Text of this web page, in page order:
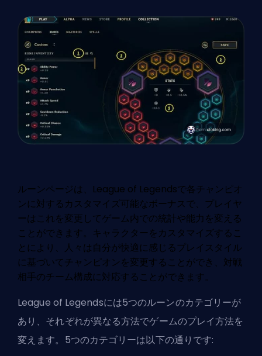
ルーンページは、League of Legendsで各チャンピオ
ンに対するカスタマイズ可能なボーナスで、プレイヤ
ーはこれを変更してゲーム内での統計や能力を変える
ことができます。キャラクターをカスタマイズするこ
とにより、人々は自分が快適に感じるプレイスタイル
に基づいてチャンピオンを変更することができ、対戦
相手のチーム構成に対応することができます。
League of Legendsには5つのルーンのカテゴリーが
あり、それぞれが異なる方法でゲームのプレイ方法を
変えます。5つのカテゴリーは以下の通りです: